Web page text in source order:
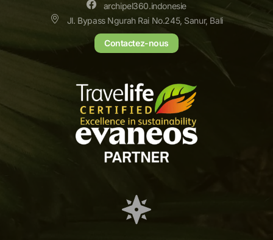
archipel360.indonesie
Jl. Bypass Ngurah Rai No.245, Sanur, Bali
Contactez-nous